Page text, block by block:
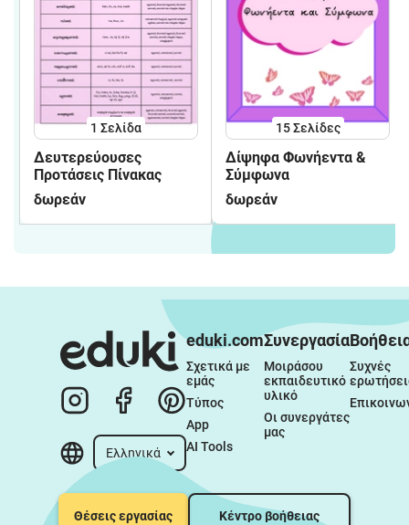
1 Σελίδα
Δευτερεύουσες
Προτάσεις Πίνακας
δωρεάν
15Σελίδες
Δίψηφα Φωνήεντα &
Σύμφωνα
δωρεάν
Ελληνικά
eduki.com
Σχετικά με
εμάς
Τύπος
App
AI Tools
Συνεργασία
Μοιράσου
εκπαιδευτικό
υλικό
Οι συνεργάτες
μας
Συχνές
Θέσεις εργασίας Κέντρο βοήθειας